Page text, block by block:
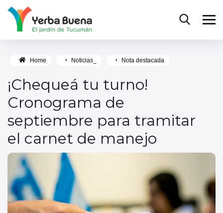
Home Noticias_ Nota destacada
¡Chequeá tu turno!
Cronograma de
septiembre para tramitar
el carnet de manejo